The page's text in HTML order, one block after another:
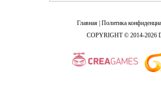
Главная Политика
COPYRIGHT © 2014-2026